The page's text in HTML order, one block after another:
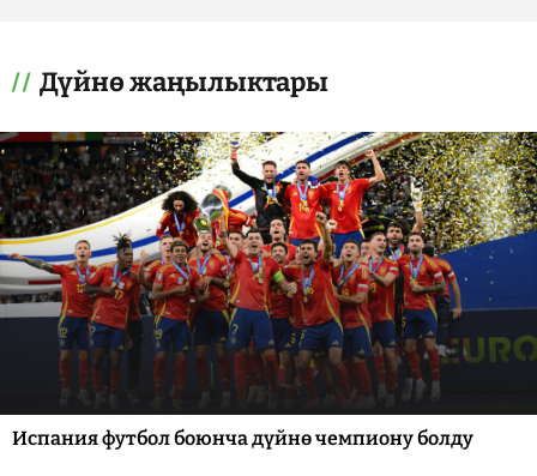
Дүйнө жаңылыктары
Испания футбол боюнча дүйнө чемпиону болду